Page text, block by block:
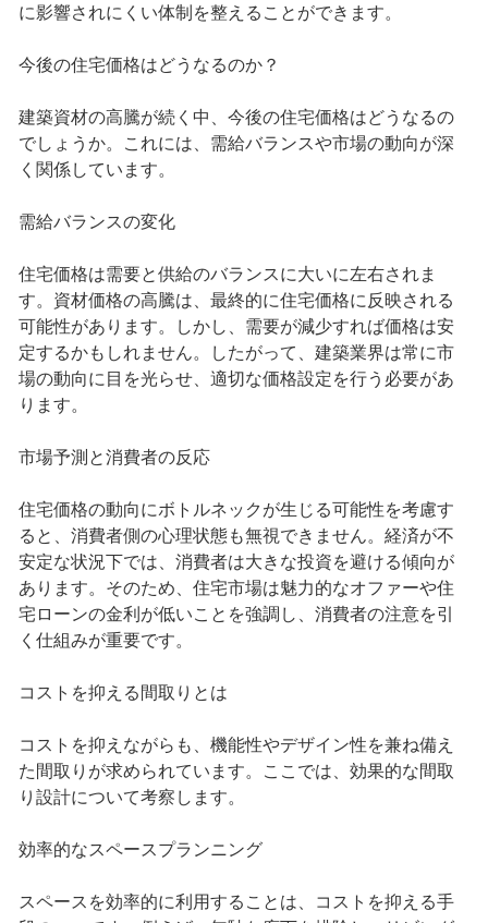
に影響されにくい体制を整えることができます。
今後の住宅価格はどうなるのか？
建築資材の高騰が続く中、今後の住宅価格はどうなるの
でしょうか。これには、需給バランスや市場の動向が深
く関係しています。
需給バランスの変化
住宅価格は需要と供給のバランスに大いに左右されま
す。資材価格の高騰は、最終的に住宅価格に反映される
可能性があります。しかし、需要が減少すれば価格は安
定するかもしれません。したがって、建築業界は常に市
場の動向に目を光らせ、適切な価格設定を行う必要があ
ります。
市場予測と消費者の反応
住宅価格の動向にボトルネックが生じる可能性を考慮す
ると、消費者側の心理状態も無視できません。経済が不
安定な状況下では、消費者は大きな投資を避ける傾向が
あります。そのため、住宅市場は魅力的なオファーや住
宅ローンの金利が低いことを強調し、消費者の注意を引
く仕組みが重要です。
コストを抑える間取りとは
コストを抑えながらも、機能性やデザイン性を兼ね備え
た間取りが求められています。ここでは、効果的な間取
り設計について考察します。
効率的なスペースプランニング
スペースを効率的に利用することは、コストを抑える手